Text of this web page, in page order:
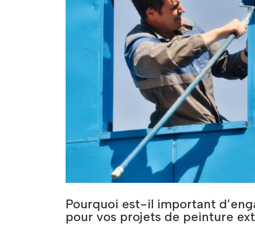
Pourquoi est-il important
pour vos projets de peinture